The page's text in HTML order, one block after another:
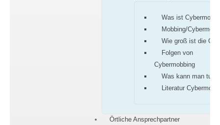
Was ist
Mobbing/
Wie groß ist die
Folgen von
Cybermobbing
Was kann man tun?
Literatur
Örtliche Ansprechpartner